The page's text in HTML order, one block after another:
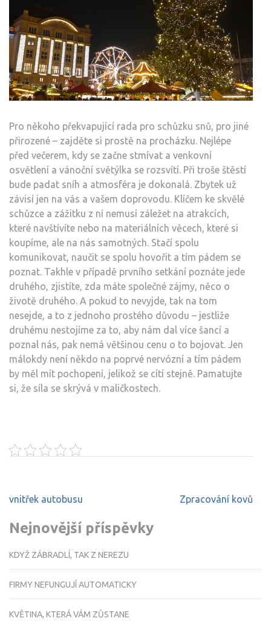
Pro někoho překvapující rada pro schůzku snů, pro jiné
přirozené – zajděte si prostě na procházku. Nejlépe
před večerem, kdy se začne stmívat a venkovní
osvětlení a vánoční světýlka se rozsvítí. Při troše štěstí
bude padat sníh a atmosféra je dokonalá. Zbytek už
závisí jen na vás a vašem doprovodu. Klíčem ke skvělé
schůzce a zážitku z ní nemusí záležet na atrakcích,
které navštívíte nebo na materiálních věcech, které si
koupíme, ale na nás samotných. Stačí spolu
komunikovat, naučit se spolu hovořit a tím pádem se
poznat. Takhle v případě prvního setkání poznáte jede
druhého, zjistíte, zda máte společné zájmy, něco o
životě druhého. A pokud to nevyjde, tak na tom
nesejde, a to z jednoho prostého důvodu – jestliže
druhému nestojíme za to, aby nám dal více šancí a
poznal nás, pak nemá většinou cenu o to bojovat. Jen
málokdy není někdo na poprvé nervózní a tím pádem
by měl mít pochopení, jelikož se cítí stejně. Pamatujte
si, že síla se skrývá v maličkostech.
Navigace
příspěvek
vnitřek autobusu Zpracování kovů
Nejnovější příspěvky
KDYŽ ZÁBRADLÍ, TAK Z NEREZU
FIRMY NEFUNGUJÍ AUTOMATICKY
KVĚTINA, KTERÁ VÁM ZŮSTANE